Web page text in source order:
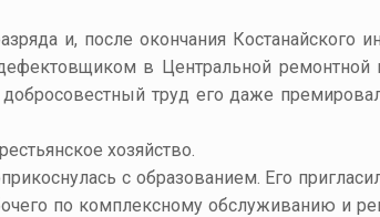
и, после окончания Костанайского
в Центральной ремонтной
труд его даже
хозяйство.
с образованием. Его
по комплексному обслуживанию и